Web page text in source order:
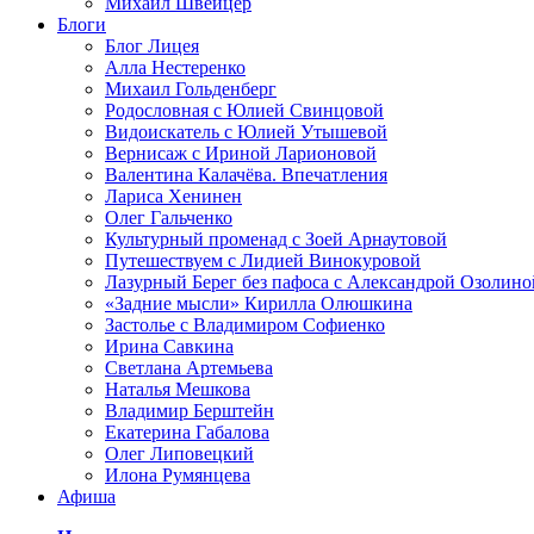
Блоги
Блог Лицея
Алла Нестеренко
Михаил Гольденберг
Родословная с Юлией Свинцовой
Видоискатель с Юлией Утышевой
Вернисаж с Ириной Ларионовой
Валентина Калачёва. Впечатления
Лариса Хенинен
Олег Гальченко
Культурный променад с Зоей Арнаутовой
Путешествуем с Лидией Винокуровой
Лазурный Берег без пафоса с Александрой
«Задние мысли» Кирилла Олюшкина
Застолье с Владимиром Софиенко
Ирина Савкина
Светлана Артемьева
Наталья Мешкова
Владимир Берштейн
Екатерина Габалова
Олег Липовецкий
Илона Румянцева
Афиша